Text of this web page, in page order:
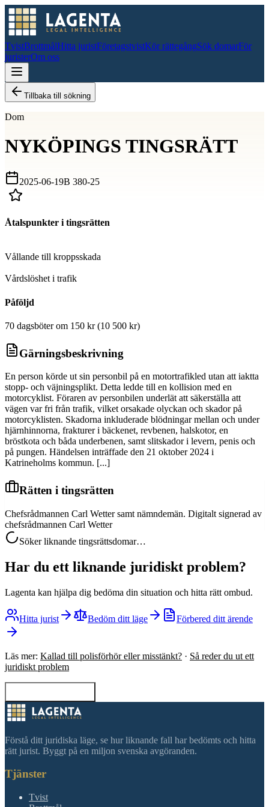
TvistBrottmålHitta juristFöretagstvistKör rättegångSök domarFör
juristerOm oss
Tillbaka till sökning
Dom
NYKÖPINGS TINGSRÄTT
2025-06-19B 380-25
Åtalspunkter i tingsrätten
Vållande till kroppsskada
Vårdslöshet i trafik
Påföljd
70 dagsböter om 150 kr (10 500 kr)
Gärningsbeskrivning
En person körde ut sin personbil på en motortrafikled utan att iaktta
stopp- och väjningsplikt. Detta ledde till en kollision med en
motorcyklist. Föraren av personbilen underlät att säkerställa att
vägen var fri från trafik, vilket orsakade olyckan och skador på
motorcyklisten. Skadorna inkluderade blödningar mellan och under
hjärnhinnorna, frakturer i bäckenet, revbenen, halskotor, en
bröstkota och båda underbenen, samt slitskador i levern, penis och
på pungen. Händelsen inträffade den 21 oktober 2024 i
Katrineholms kommun. [...]
Rätten i tingsrätten
Chefsrådmannen Carl Wetter samt nämndemän. Digitalt signerad av
chefsrådmannen Carl Wetter
Söker liknande tingsrättsdomar…
Har du ett liknande juridiskt problem?
Lagenta kan hjälpa dig bedöma din situation och hitta rätt ombud.
Hitta jurist Bedöm ditt läge Förbered ditt ärende
Läs mer: Kallad till polisförhör eller misstänkt? · Så reder du ut ett
juridiskt problem
Förstå ditt juridiska läge, se hur liknande fall har bedömts och hitta
rätt jurist. Byggt på en miljon svenska avgöranden.
Tjänster
Tvist